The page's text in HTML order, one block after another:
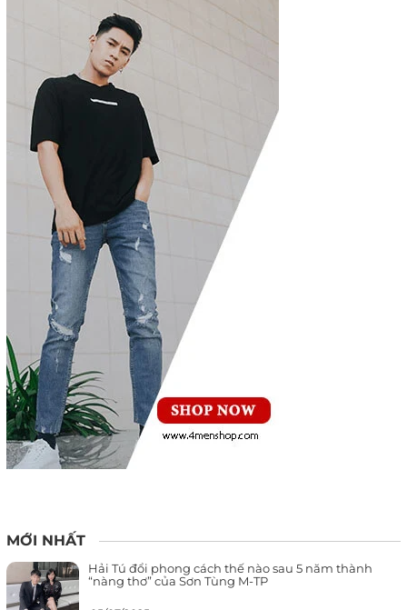
MỚI NHẤT
Hải Tú đổi phong cách thế nào sau 5 năm thành
“nàng thơ” của Sơn Tùng M-TP